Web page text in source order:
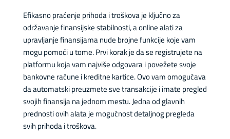
Efikasno praćenje prihoda i troškova je ključno za
održavanje finansijske stabilnosti, a online alati za
upravljanje finansijama nude brojne funkcije koje vam
mogu pomoći u tome. Prvi korak je da se registrujete na
platformu koja vam najviše odgovara i povežete svoje
bankovne račune i kreditne kartice. Ovo vam omogućava
da automatski preuzmete sve transakcije i imate pregled
svojih finansija na jednom mestu. Jedna od glavnih
prednosti ovih alata je mogućnost detaljnog pregleda
svih prihoda i troškova.